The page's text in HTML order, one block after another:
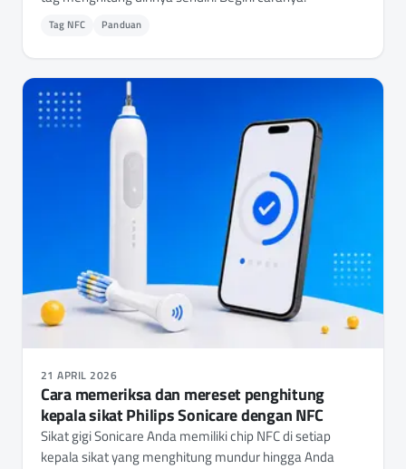
Tag NFC Panduan
21 APRIL 2026
Cara memeriksa dan mereset penghitung
kepala sikat Philips Sonicare dengan NFC
Sikat gigi Sonicare Anda memiliki chip NFC di setiap
kepala sikat yang menghitung mundur hingga Anda